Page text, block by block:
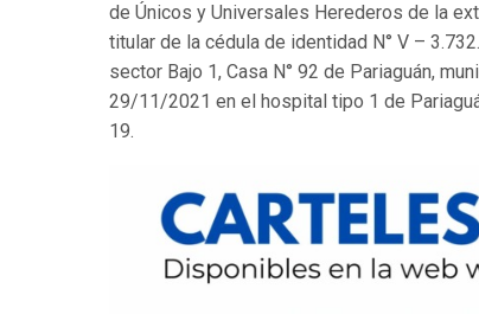
de Únicos y Universales Herederos de la
titular de la cédula de identidad N° V –
sector Bajo 1, Casa N° 92 de Pariaguán,
29/11/2021 en el hospital tipo 1 de
19.